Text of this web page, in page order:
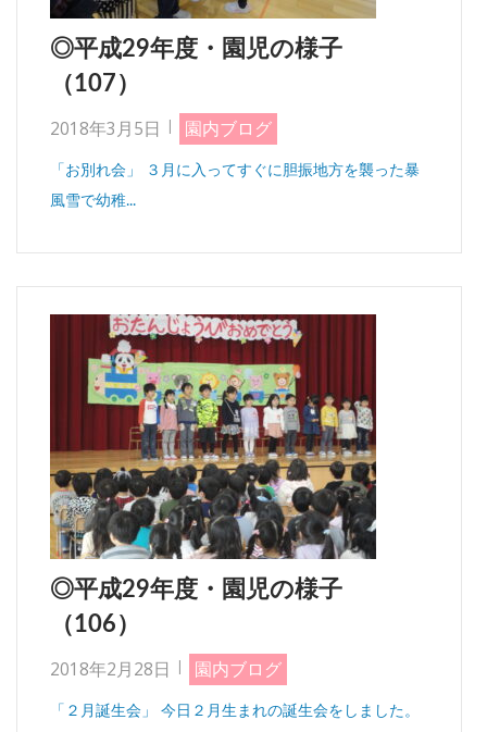
◎平成29年度・園児の様子
（107）
2018年3月5日 園内ブログ
「お別れ会」 ３月に入ってすぐに胆振地方を襲った暴
風雪で幼稚...
◎平成29年度・園児の様子
（106）
2018年2月28日 園内ブログ
「２月誕生会」 今日２月生まれの誕生会をしました。